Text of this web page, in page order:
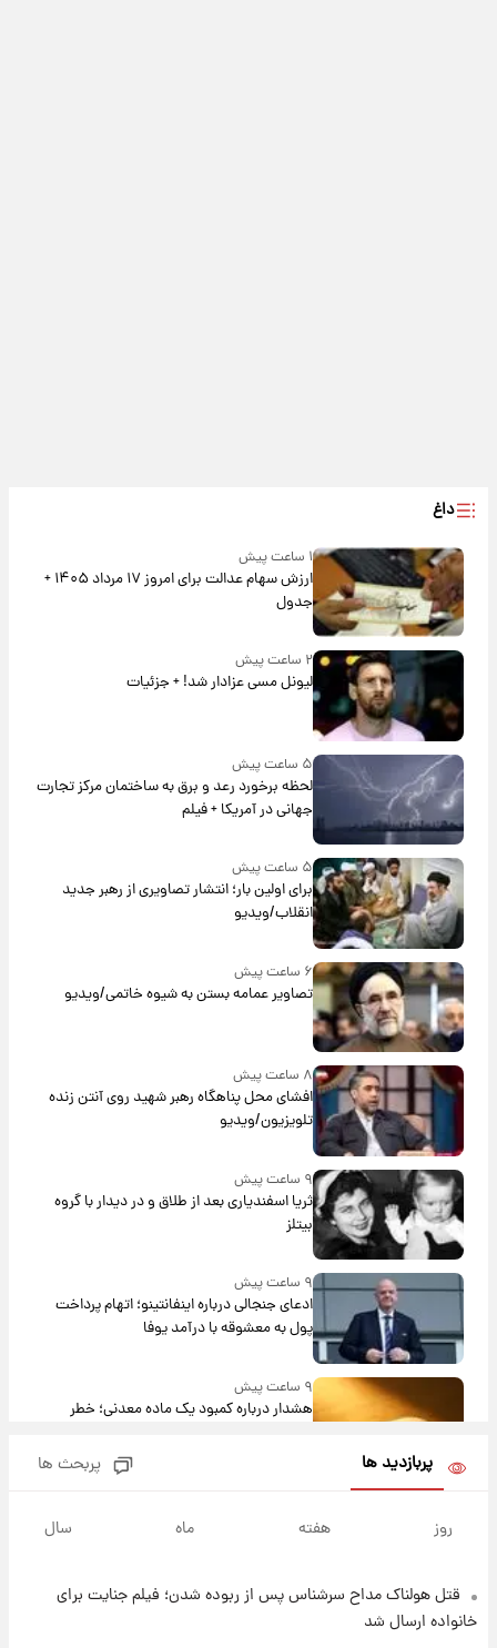
داغ
۱ ساعت پیش
ارزش سهام عدالت برای امروز ۱۷ مرداد ۱۴۰۵ +
جدول
۲ ساعت پیش
لیونل مسی عزادار شد! + جزئیات
۵ ساعت پیش
لحظه برخورد رعد و برق به ساختمان مرکز تجارت
جهانی در آمریکا + فیلم
۵ ساعت پیش
برای اولین بار؛ انتشار تصاویری از رهبر جدید
انقلاب/ویدیو
۶ ساعت پیش
تصاویر عمامه بستن به شیوه خاتمی/ویدیو
۸ ساعت پیش
افشای محل پناهگاه‌ رهبر شهید روی آنتن زنده
تلویزیون/ویدیو
۹ ساعت پیش
ثریا اسفندیاری بعد از طلاق و در دیدار با گروه
بیتلز
۹ ساعت پیش
ادعای جنجالی درباره اینفانتینو؛ اتهام پرداخت
پول به معشوقه با درآمد یوفا
۹ ساعت پیش
هشدار درباره کمبود یک ماده معدنی؛ خطر
پی رفتن رامین رضاییان+ عکس
۱۰ ساعت پیش
پربازدید ها پربحث ها
روز هفته ماه سال
قتل هولناک مداح سرشناس پس از ربوده شدن؛ فیلم جنایت برای
خانواده ارسال شد